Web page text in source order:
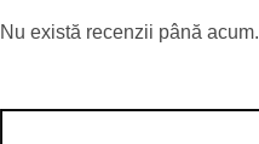
Nu există recenzii până acum.